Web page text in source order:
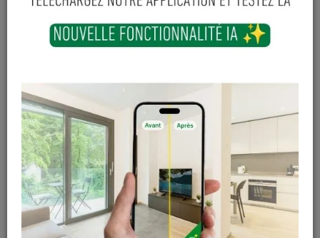
+ Ajouter au panier
Magasin / Entrepôt
Gosselies
Court-St-Etienne Hors stock
Cuesmes Hors stock